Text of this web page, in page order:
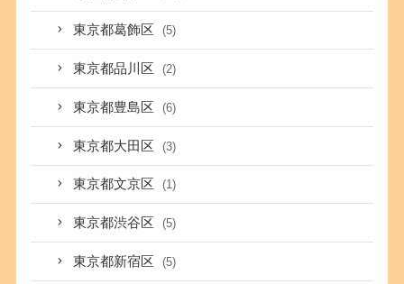
東京都葛飾区 (5)
東京都品川区 (2)
東京都豊島区 (6)
東京都大田区 (3)
東京都文京区 (1)
東京都渋谷区 (5)
東京都新宿区 (5)